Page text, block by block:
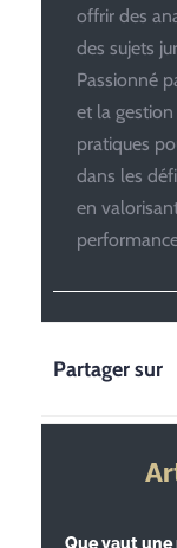
offrir des
des sujets
Passionné
et la
pratiques
dans les
en
Partager sur
Que vaut une